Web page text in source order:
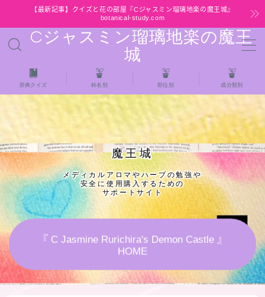
【最新記事】クイズと花の部屋『Cジャスミン瑠璃地楽の魔王城』
botanical-study.com
Cジャスミン瑠璃地楽の魔王
城
MENU
HOME
【最新】クイズと花の部屋
★全種/アロマハーブスパイス基材 プチ辞典ク
イズ＆プチ辞典
★アロマ検定＋αクイズ
★アロマハーブ傾向チェック
辞典クイズ 科名別 部位別 成分類別
魔王城
メディカルアロマやハーブの勉強や
安全に使用購入するための
サポートサイト
『 C Jasmine Rurichira's Demon Castle 』
HOME